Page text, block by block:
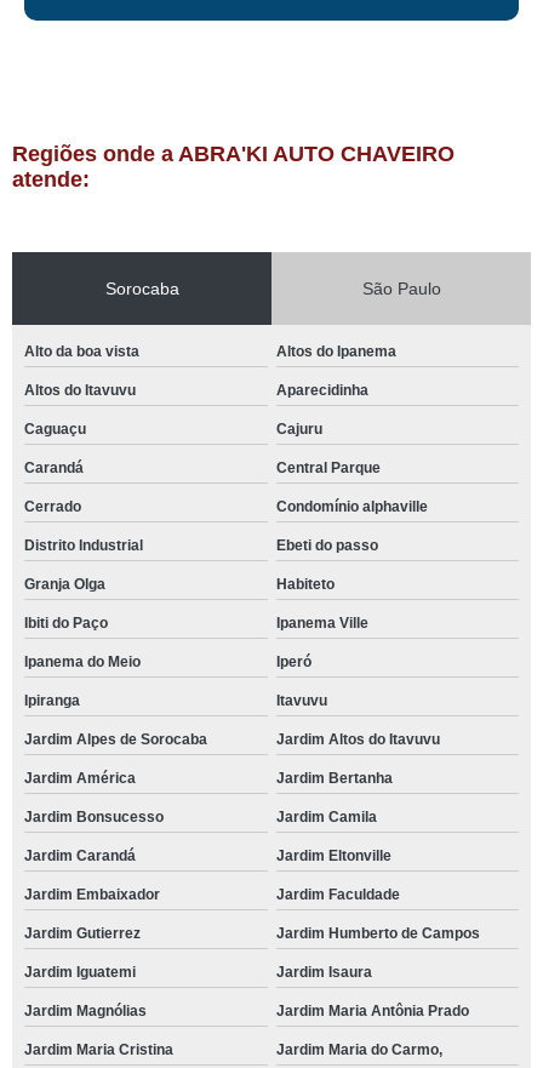
Regiões onde a ABRA'KI AUTO CHAVEIRO
atende:
Sorocaba São Paulo
Alto da boa vista Altos do Ipanema
Altos do Itavuvu Aparecidinha
Caguaçu Cajuru
Carandá Central Parque
Cerrado Condomínio alphaville
Distrito Industrial Ebeti do passo
Granja Olga Habiteto
Ibiti do Paço Ipanema Ville
Ipanema do Meio Iperó
Ipiranga Itavuvu
Jardim Alpes de Sorocaba Jardim Altos do Itavuvu
Jardim América Jardim Bertanha
Jardim Bonsucesso Jardim Camila
Jardim Carandá Jardim Eltonville
Jardim Embaixador Jardim Faculdade
Jardim Gutierrez Jardim Humberto de Campos
Jardim Iguatemi Jardim Isaura
Jardim Magnólias Jardim Maria Antônia Prado
Jardim Maria Cristina Jardim Maria do Carmo,